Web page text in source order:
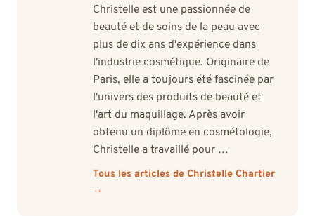
Christelle est une passionnée de
beauté et de soins de la peau avec
plus de dix ans d'expérience dans
l'industrie cosmétique. Originaire de
Paris, elle a toujours été fascinée par
l'univers des produits de beauté et
l'art du maquillage. Après avoir
obtenu un diplôme en cosmétologie,
Christelle a travaillé pour …
Tous les articles de Christelle Chartier
→